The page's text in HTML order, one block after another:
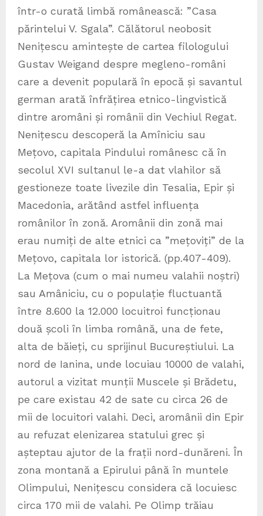
într-o curată limbă românească: ”Casa
părintelui V. Sgala”. Călătorul neobosit
Nenițescu amintește de cartea filologului
Gustav Weigand despre megleno-români
care a devenit populară în epocă și savantul
german arată înfrățirea etnico-lingvistică
dintre aromâni și românii din Vechiul Regat.
Nenițescu descoperă la Amîniciu sau
Mețovo, capitala Pindului românesc că în
secolul XVI sultanul le-a dat vlahilor să
gestioneze toate livezile din Tesalia, Epir și
Macedonia, arătând astfel influența
românilor în zonă. Aromânii din zonă mai
erau numiți de alte etnici ca ”mețoviți” de la
Mețovo, capitala lor istorică. (pp.407-409).
La Mețova (cum o mai numeu valahii noștri)
sau Amâniciu, cu o populație fluctuantă
între 8.600 la 12.000 locuitroi funcționau
două școli în limba română, una de fete,
alta de băieți, cu sprijinul Bucureștiului. La
nord de Ianina, unde locuiau 10000 de valahi,
autorul a vizitat munții Muscele și Brădetu,
pe care existau 42 de sate cu circa 26 de
mii de locuitori valahi. Deci, aromânii din Epir
au refuzat elenizarea statului grec și
așteptau ajutor de la frații nord-dunăreni. În
zona montană a Epirului până în muntele
Olimpului, Nenițescu considera că locuiesc
circa 170 mii de valahi. Pe Olimp trăiau